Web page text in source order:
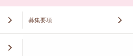
募集要項